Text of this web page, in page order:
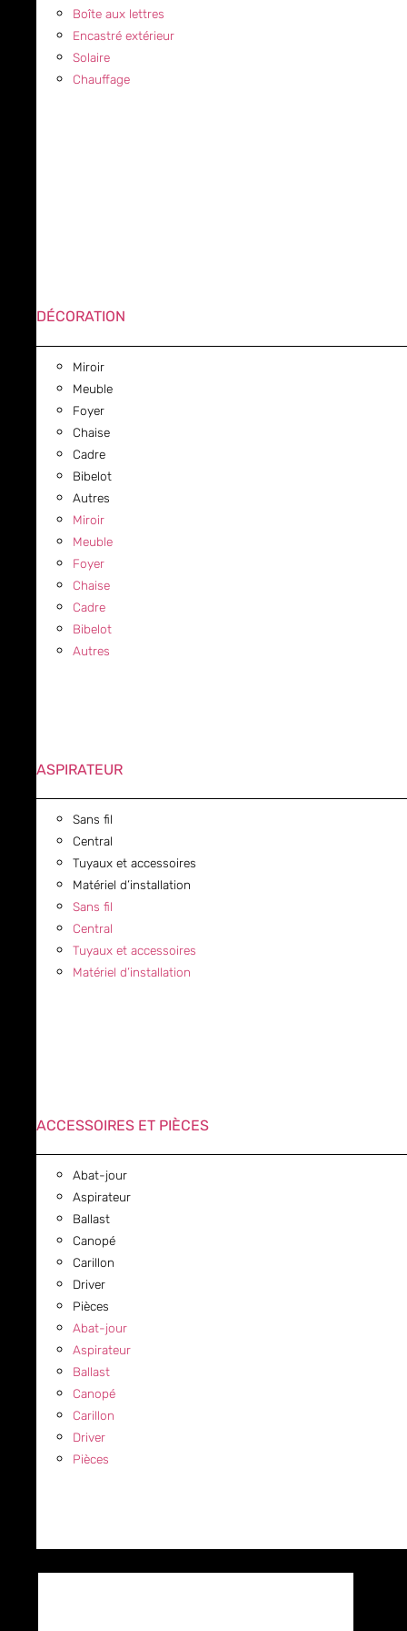
Boîte aux lettres
Encastré extérieur
Solaire
Chauffage
DÉCORATION
Miroir
Meuble
Foyer
Chaise
Cadre
Bibelot
Autres
Miroir
Meuble
Foyer
Chaise
Cadre
Bibelot
Autres
ASPIRATEUR
Sans fil
Central
Tuyaux et accessoires
Matériel d’installation
Sans fil
Central
Tuyaux et accessoires
Matériel d’installation
ACCESSOIRES ET PIÈCES
Abat-jour
Aspirateur
Ballast
Canopé
Carillon
Driver
Pièces
Abat-jour
Aspirateur
Ballast
Canopé
Carillon
Driver
Pièces